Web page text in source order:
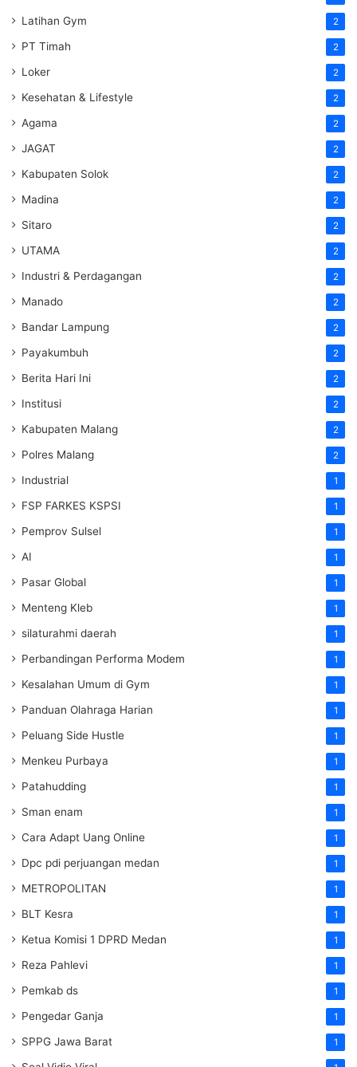
Latihan Gym 2
PT Timah 2
Loker 2
Kesehatan & Lifestyle 2
Agama 2
JAGAT 2
Kabupaten Solok 2
Madina 2
Sitaro 2
UTAMA 2
Industri & Perdagangan 2
Manado 2
Bandar Lampung 2
Payakumbuh 2
Berita Hari Ini 2
Institusi 2
Kabupaten Malang 2
Polres Malang 2
Industrial 1
FSP FARKES KSPSI 1
Pemprov Sulsel 1
AI 1
Pasar Global 1
Menteng Kleb 1
silaturahmi daerah 1
Perbandingan Performa Modem 1
Kesalahan Umum di Gym 1
Panduan Olahraga Harian 1
Peluang Side Hustle 1
Menkeu Purbaya 1
Patahudding 1
Sman enam 1
Cara Adapt Uang Online 1
Dpc pdi perjuangan medan 1
METROPOLITAN 1
BLT Kesra 1
Ketua Komisi 1 DPRD Medan 1
Reza Pahlevi 1
Pemkab ds 1
Pengedar Ganja 1
SPPG Jawa Barat 1